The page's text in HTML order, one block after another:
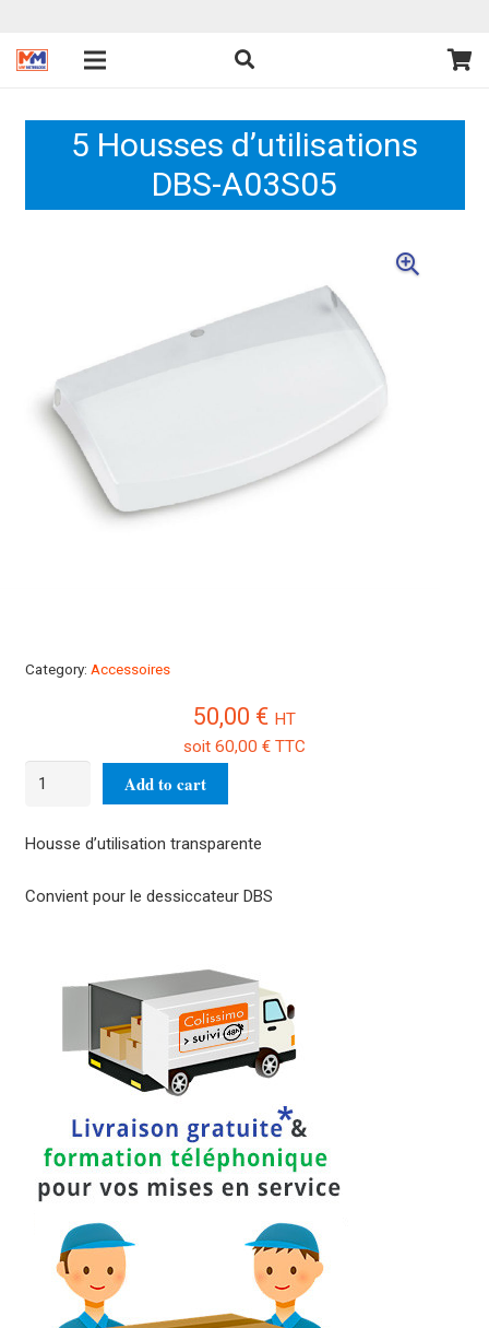
5 Housses d’utilisations
DBS-A03S05
Category: Accessoires
50,00 € HT
soit 60,00 € TTC
DBS-
Add to cart
Housse d’utilisation transparente
Convient pour le dessiccateur DBS